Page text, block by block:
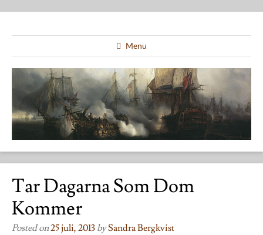
Menu
Tar Dagarna Som Dom
Kommer
Posted on25 juli, 2013 bySandra Bergkvist